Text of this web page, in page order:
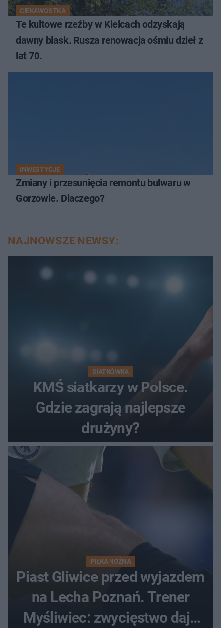
CIEKAWOSTKA
Te kultowe rzeźby w Kielcach odzyskają
dawny blask. Rusza renowacja ośmiu dzieł z
lat 70.
INWESTYCJE
Zmiany i przesunięcia remontu bulwaru w
Gorzowie. Dlaczego?
NAJNOWSZE NEWSY:
SIATKÓWKA
KMŚ siatkarzy w Polsce.
Gdzie zagrają najlepsze
drużyny?
PIŁKA NOŻNA
Piast Gliwice przed wyjazdem
na Lecha Poznań. Trener
Myśliwiec: zwycięstwo daje